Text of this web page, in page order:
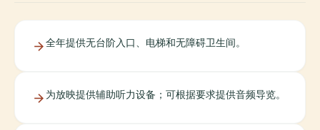
全年提供无台阶入口、电梯和无障碍卫生间。
为放映提供辅助听力设备；可根据要求提供音频导览。